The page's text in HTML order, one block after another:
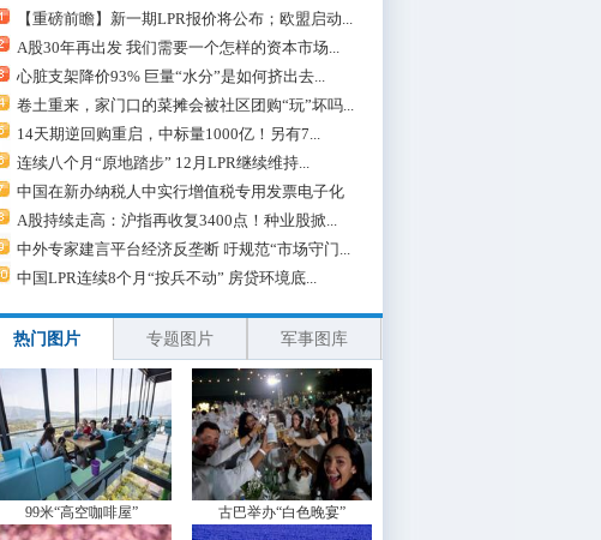
【重磅前瞻】新一期LPR报价将公布；欧盟启动...
A股30年再出发 我们需要一个怎样的资本市场...
心脏支架降价93% 巨量“水分”是如何挤出去...
卷土重来，家门口的菜摊会被社区团购“玩”坏吗...
14天期逆回购重启，中标量1000亿！另有7...
连续八个月“原地踏步” 12月LPR继续维持...
中国在新办纳税人中实行增值税专用发票电子化
A股持续走高：沪指再收复3400点！种业股掀...
中外专家建言平台经济反垄断 吁规范“市场守门...
中国LPR连续8个月“按兵不动” 房贷环境底...
热门图片 专题图片 军事图库
99米“高空咖啡屋” 古巴举办“白色晚宴”